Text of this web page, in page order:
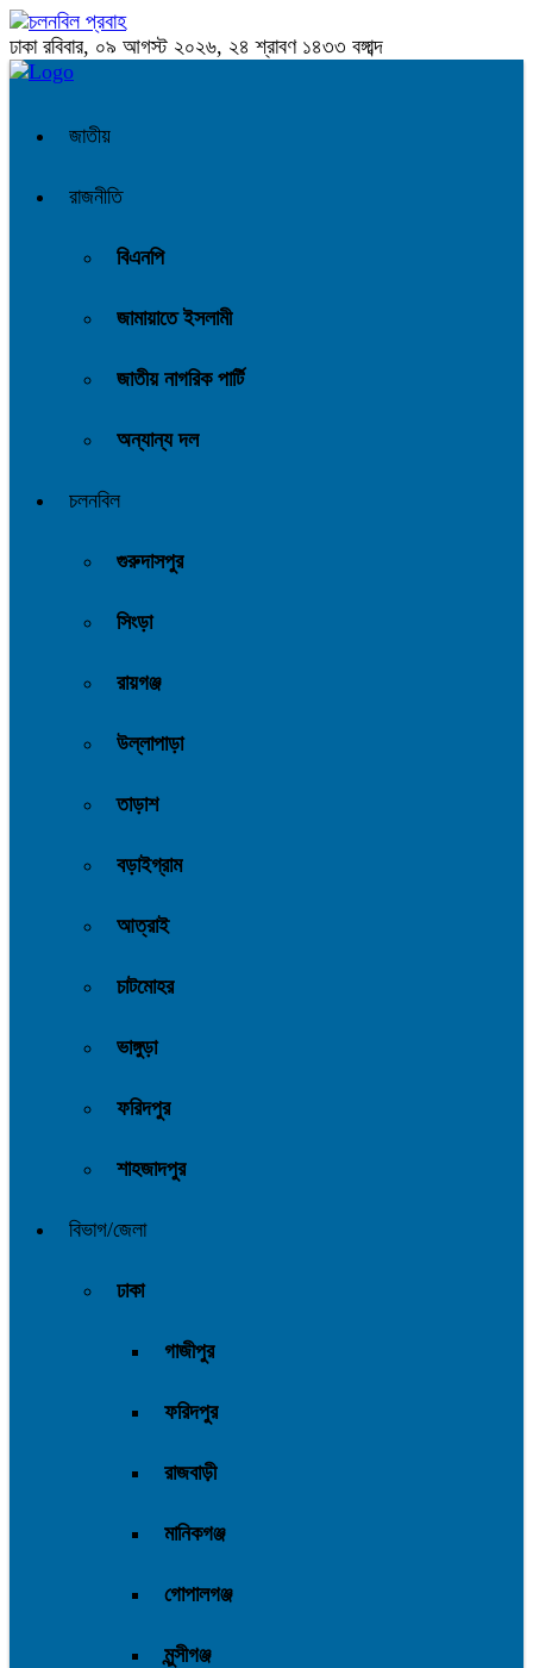
ঢাকা রবিবার, ০৯ আগস্ট ২০২৬, ২৪ শ্রাবণ ১৪৩৩ বঙ্গাব্দ
জাতীয়
রাজনীতি
বিএনপি
জামায়াতে ইসলামী
জাতীয় নাগরিক পার্টি
অন্যান্য দল
চলনবিল
গুরুদাসপুর
সিংড়া
রায়গঞ্জ
উল্লাপাড়া
তাড়াশ
বড়াইগ্রাম
আত্রাই
চাটমোহর
ভাঙ্গুড়া
ফরিদপুর
শাহজাদপুর
বিভাগ/জেলা
ঢাকা
গাজীপুর
ফরিদপুর
রাজবাড়ী
মানিকগঞ্জ
গোপালগঞ্জ
মুন্সীগঞ্জ